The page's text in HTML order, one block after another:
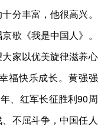
分丰富，他很高兴。
歌《我是中国人》。
家以优美旋律滋养心
福快乐成长。黄强强
、红军长征胜利90周
不屈斗争，中国任人